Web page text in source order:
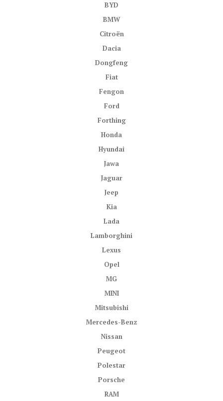
BYD
BMW
Citroën
Dacia
Dongfeng
Fiat
Fengon
Ford
Forthing
Honda
Hyundai
Jawa
Jaguar
Jeep
Kia
Lada
Lamborghini
Lexus
Opel
MG
MINI
Mitsubishi
Mercedes-Benz
Nissan
Peugeot
Polestar
Porsche
RAM